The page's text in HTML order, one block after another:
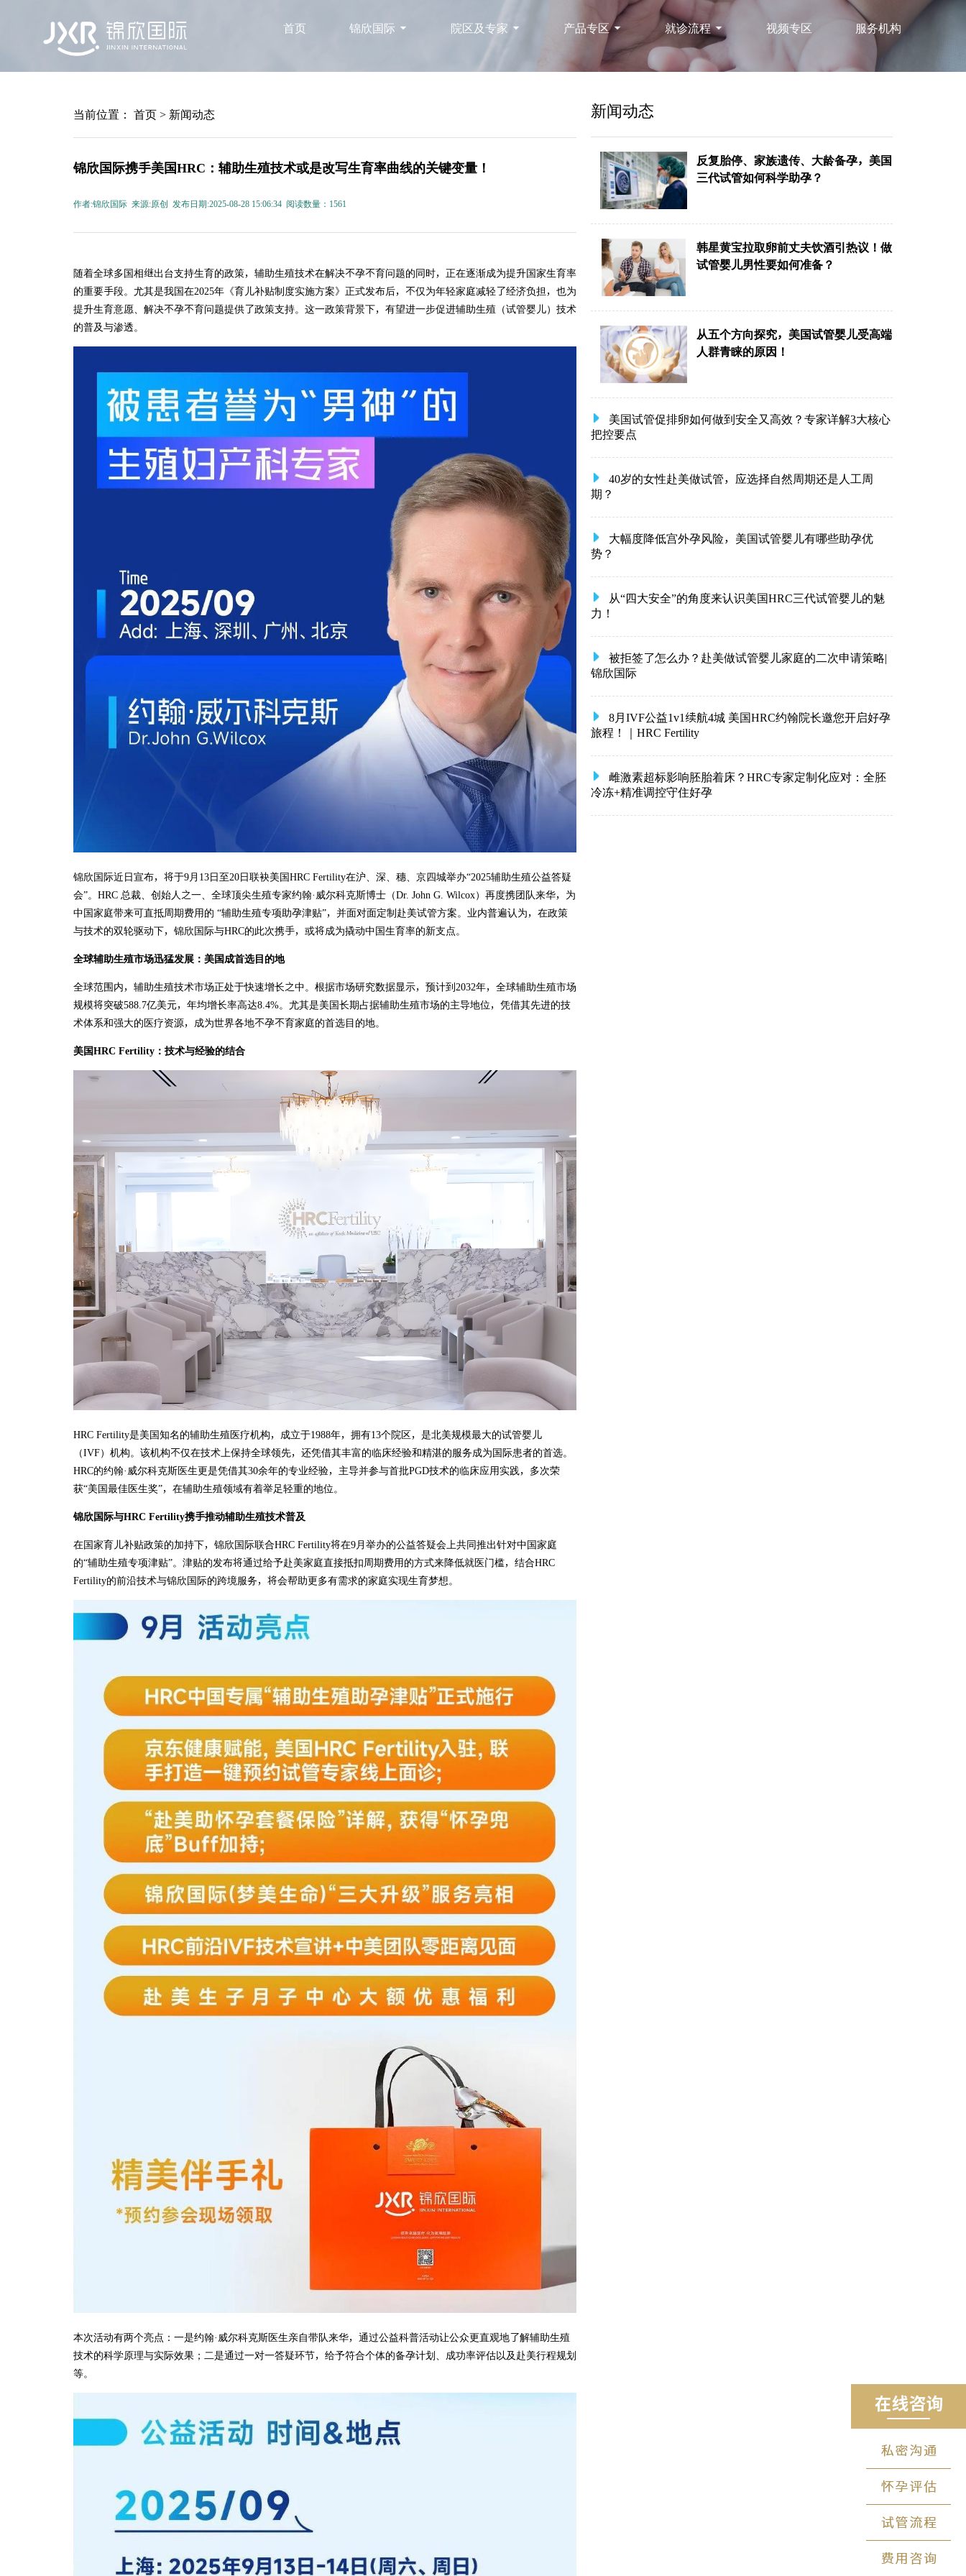
首页 锦欣国际 院区及专家 产品专区 就诊流程 视频专区 服务机构
当前位置： 首页 > 新闻动态
锦欣国际携手美国HRC：辅助生殖技术或是改写生育率曲线的关键变量！
作者:锦欣国际 来源:原创 发布日期:2025-08-28 15:06:34 阅读数量：1561
随着全球多国相继出台支持生育的政策，辅助生殖技术在解决不孕不育问题的同时，正在逐渐成为提升国家生育率
的重要手段。尤其是我国在2025年《育儿补贴制度实施方案》正式发布后，不仅为年轻家庭减轻了经济负担，也为
提升生育意愿、解决不孕不育问题提供了政策支持。这一政策背景下，有望进一步促进辅助生殖（试管婴儿）技术
的普及与渗透。
锦欣国际近日宣布，将于9月13日至20日联袂美国HRC Fertility在沪、深、穗、京四城举办“2025辅助生殖公益答疑
会”。HRC 总裁、创始人之一、全球顶尖生殖专家约翰·威尔科克斯博士（Dr. John G. Wilcox）再度携团队来华，为
中国家庭带来可直抵周期费用的 “辅助生殖专项助孕津贴”，并面对面定制赴美试管方案。业内普遍认为，在政策
与技术的双轮驱动下，锦欣国际与HRC的此次携手，或将成为撬动中国生育率的新支点。
全球辅助生殖市场迅猛发展：美国成首选目的地
全球范围内，辅助生殖技术市场正处于快速增长之中。根据市场研究数据显示，预计到2032年，全球辅助生殖市场
规模将突破588.7亿美元，年均增长率高达8.4%。尤其是美国长期占据辅助生殖市场的主导地位，凭借其先进的技
术体系和强大的医疗资源，成为世界各地不孕不育家庭的首选目的地。
美国HRC Fertility：技术与经验的结合
HRC Fertility是美国知名的辅助生殖医疗机构，成立于1988年，拥有13个院区，是北美规模最大的试管婴儿
（IVF）机构。该机构不仅在技术上保持全球领先，还凭借其丰富的临床经验和精湛的服务成为国际患者的首选。
HRC的约翰·威尔科克斯医生更是凭借其30余年的专业经验，主导并参与首批PGD技术的临床应用实践，多次荣
获“美国最佳医生奖”，在辅助生殖领域有着举足轻重的地位。
锦欣国际与HRC Fertility携手推动辅助生殖技术普及
在国家育儿补贴政策的加持下，锦欣国际联合HRC Fertility将在9月举办的公益答疑会上共同推出针对中国家庭
的“辅助生殖专项津贴”。津贴的发布将通过给予赴美家庭直接抵扣周期费用的方式来降低就医门槛，结合HRC
Fertility的前沿技术与锦欣国际的跨境服务，将会帮助更多有需求的家庭实现生育梦想。
本次活动有两个亮点：一是约翰·威尔科克斯医生亲自带队来华，通过公益科普活动让公众更直观地了解辅助生殖
技术的科学原理与实际效果；二是通过一对一答疑环节，给予符合个体的备孕计划、成功率评估以及赴美行程规划
等。
新闻动态
反复胎停、家族遗传、大龄备孕，美国
三代试管如何科学助孕？
韩星黄宝拉取卵前丈夫饮酒引热议！做
试管婴儿男性要如何准备？
从五个方向探究，美国试管婴儿受高端
人群青睐的原因！
美国试管促排卵如何做到安全又高效？专家详解3大核心
把控要点
40岁的女性赴美做试管，应选择自然周期还是人工周
期？
大幅度降低宫外孕风险，美国试管婴儿有哪些助孕优
势？
从“四大安全”的角度来认识美国HRC三代试管婴儿的魅
力！
被拒签了怎么办？赴美做试管婴儿家庭的二次申请策略|
锦欣国际
8月IVF公益1v1续航4城 美国HRC约翰院长邀您开启好孕
旅程！｜HRC Fertility
雌激素超标影响胚胎着床？HRC专家定制化应对：全胚
冷冻+精准调控守住好孕